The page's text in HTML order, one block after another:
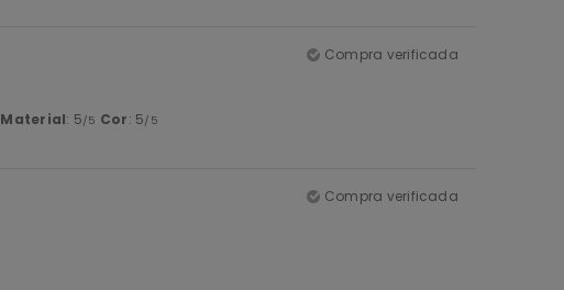
Compra verificada
Material: 5/5 Cor: 5/5
Compra verificada